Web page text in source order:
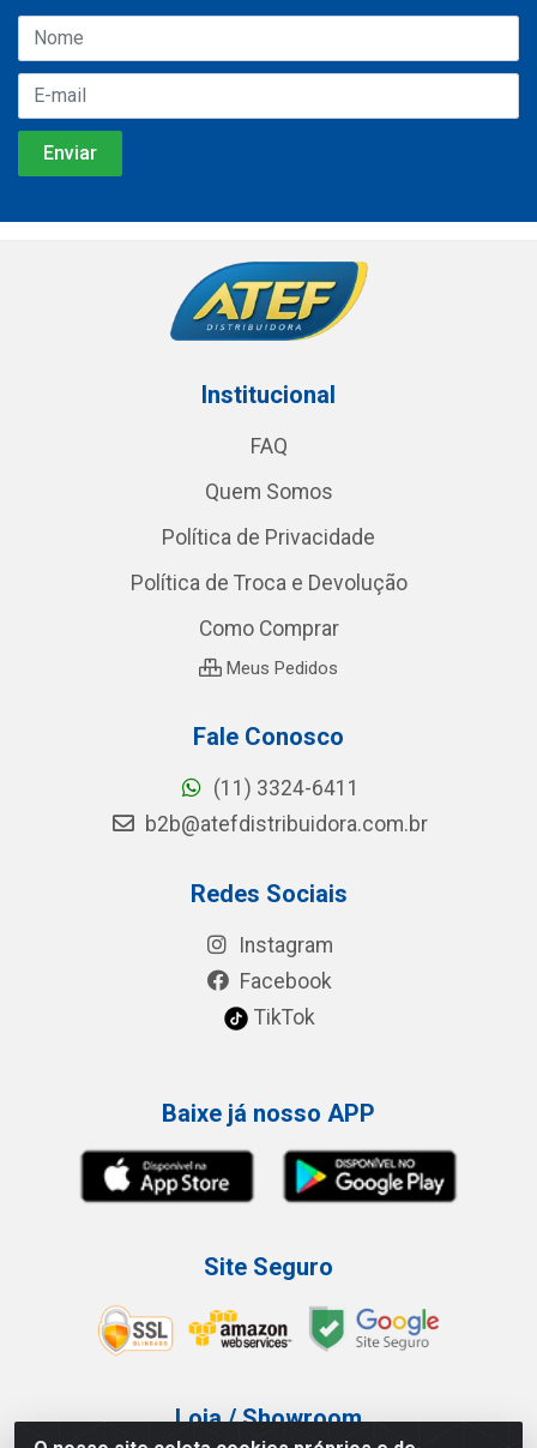
Institucional
FAQ
Quem Somos
Política de Privacidade
Política de Troca e Devolução
Como Comprar
Meus Pedidos
Fale Conosco
(11) 3324-6411
b2b@atefdistribuidora.com.br
Redes Sociais
Instagram
Facebook
TikTok
Baixe já nosso APP
Site Seguro
Loja / Showroom